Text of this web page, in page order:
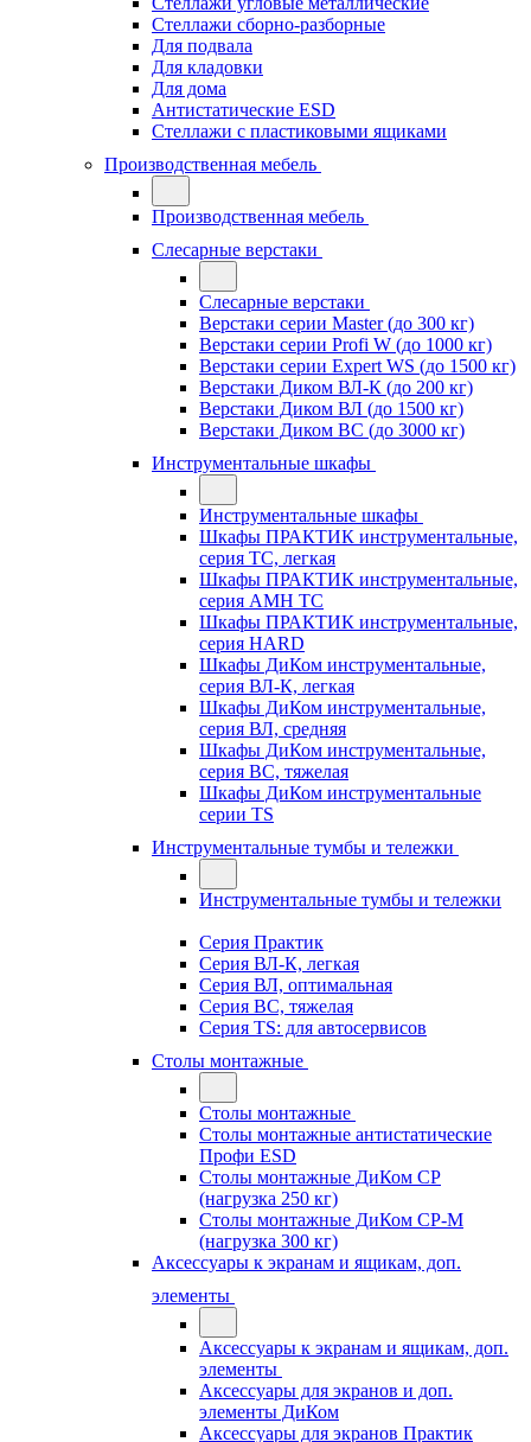
Стеллажи сборно-разборные
Для подвала
Для кладовки
Для дома
Антистатические ESD
Стеллажи с пластиковыми ящиками
Производственная мебель
Производственная мебель
Слесарные верстаки
Слесарные верстаки
Верстаки серии Master (до 300 кг)
Верстаки серии Profi W (до 1000 кг)
Верстаки серии Expert WS (до 1500 кг)
Верстаки Диком ВЛ-К (до 200 кг)
Верстаки Диком ВЛ (до 1500 кг)
Верстаки Диком ВС (до 3000 кг)
Инструментальные шкафы
Инструментальные шкафы
Шкафы ПРАКТИК инструментальные,
серия TC, легкая
Шкафы ПРАКТИК инструментальные,
серия AMH TC
Шкафы ПРАКТИК инструментальные,
серия HARD
Шкафы ДиКом инструментальные,
cерия ВЛ-К, легкая
Шкафы ДиКом инструментальные,
серия ВЛ, средняя
Шкафы ДиКом инструментальные,
серия ВС, тяжелая
Шкафы ДиКом инструментальные
серии TS
Инструментальные тумбы и тележки
Инструментальные тумбы и тележки
Серия Практик
Серия ВЛ-К, легкая
Серия ВЛ, оптимальная
Серия ВС, тяжелая
Серия TS: для автосервисов
Столы монтажные
Столы монтажные
Столы монтажные антистатические
Профи ESD
Столы монтажные ДиКом СР
(нагрузка 250 кг)
Столы монтажные ДиКом СР-М
(нагрузка 300 кг)
Аксессуары к экранам и ящикам, доп.
элементы
Аксессуары к экранам и ящикам, доп.
элементы
Аксессуары для экранов и доп.
элементы ДиКом
Аксессуары для экранов Практик